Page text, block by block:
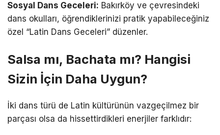
Sosyal Dans Geceleri: Bakırköy ve çevresindeki
dans okulları, öğrendiklerinizi pratik yapabileceğiniz
özel “Latin Dans Geceleri” düzenler.
Salsa mı, Bachata mı? Hangisi
Sizin İçin Daha Uygun?
İki dans türü de Latin kültürünün vazgeçilmez bir
parçası olsa da hissettirdikleri enerjiler farklıdır: